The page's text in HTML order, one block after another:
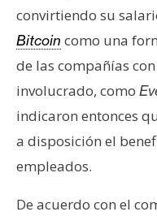
convirtiendo su
Bitcoin como una
de las compañías
involucrado, como
indicaron entonces
a disposición el
empleados.
De acuerdo con el